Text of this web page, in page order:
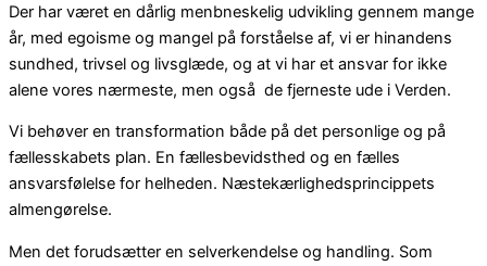
Der har været en dårlig menbneskelig udvikling gennem mange
år, med egoisme og mangel på forståelse af, vi er hinandens
sundhed, trivsel og livsglæde, og at vi har et ansvar for ikke
alene vores nærmeste, men også de fjerneste ude i Verden.
Vi behøver en transformation både på det personlige og på
fællesskabets plan. En fællesbevidsthed og en fælles
ansvarsfølelse for helheden. Næstekærlighedsprincippets
almengørelse.
Men det forudsætter en selverkendelse og handling. Som